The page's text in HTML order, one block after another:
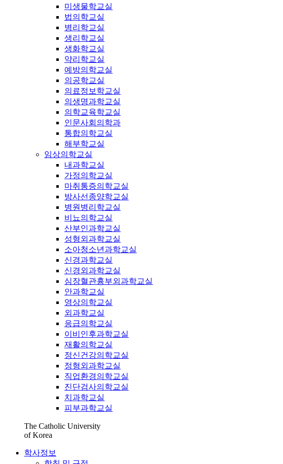
미생물학교실
법의학교실
병리학교실
생리학교실
생화학교실
약리학교실
예방의학교실
의공학교실
의료정보학교실
의생명과학교실
의학교육학교실
인문사회의학과
통합의학교실
해부학교실
임상의학교실
내과학교실
가정의학교실
마취통증의학교실
방사선종양학교실
병원병리학교실
비뇨의학교실
산부인과학교실
성형외과학교실
소아청소년과학교실
신경과학교실
신경외과학교실
심장혈관흉부외과학교실
안과학교실
영상의학교실
외과학교실
응급의학교실
이비인후과학교실
재활의학교실
정신건강의학교실
정형외과학교실
직업환경의학교실
진단검사의학교실
치과학교실
피부과학교실
The Catholic University
of Korea
학사정보